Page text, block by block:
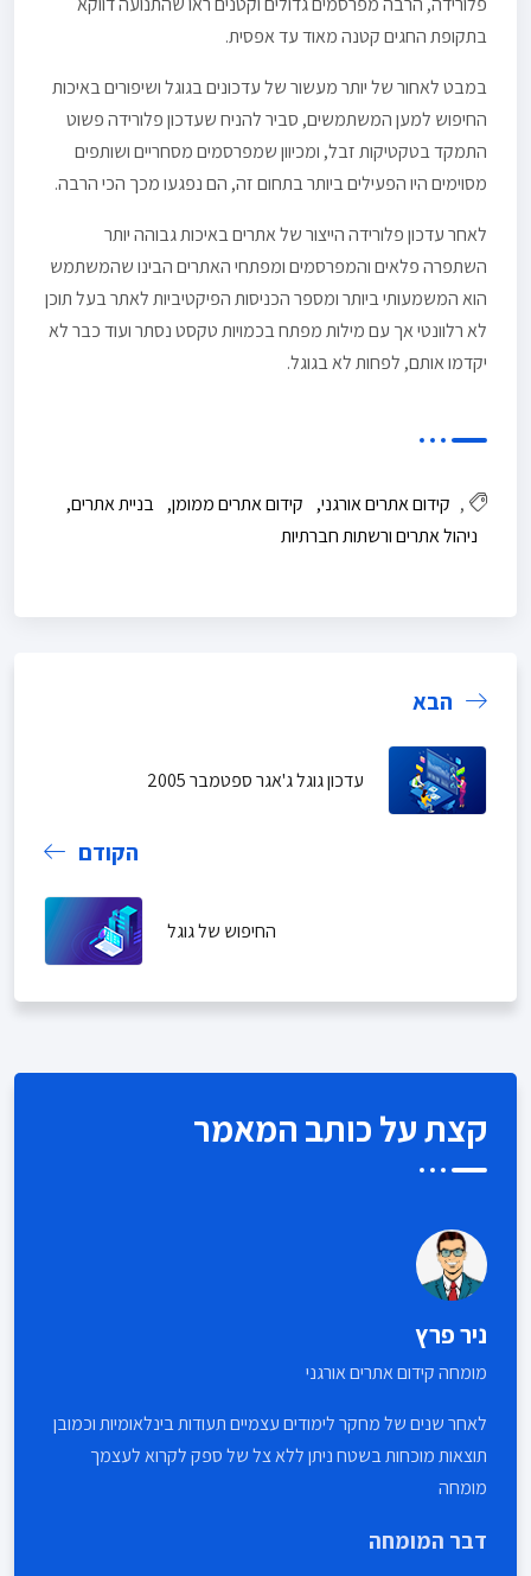
בתקופת החגים קטנה מאוד עד אפסית.
במבט לאחור של יותר מעשור של עדכונים בגוגל ושיפורים באיכות
החיפוש למען המשתמשים, סביר להניח שעדכון פלורידה פשוט
התמקד בטקטיקות זבל, ומכיוון שמפרסמים מסחריים ושותפים
מסוימים היו הפעילים ביותר בתחום זה, הם נפגעו מכך הכי הרבה.
לאחר עדכון פלורידה הייצור של אתרים באיכות גבוהה יותר
השתפרה פלאים והמפרסמים ומפתחי האתרים הבינו שהמשתמש
הוא המשמעותי ביותר ומספר הכניסות הפיקטיביות לאתר בעל תוכן
לא רלוונטי אך עם מילות מפתח בכמויות טקסט נסתר ועוד כבר לא
יקדמו אותם, לפחות לא בגוגל.
קידום אתרים אורגני קידום אתרים ממומן
בניית אתרים
ניהול אתרים ורשתות חברתיות
הבא
עדכון גוגל ג'אגר ספטמבר 2005
הקודם
החיפוש של גוגל
קצת על כותב המאמר
ניר פרץ
מומחה קידום אתרים אורגני
לאחר שנים של מחקר לימודים עצמיים תעודות בינלאומיות וכמובן
תוצאות מוכחות בשטח ניתן ללא צל של ספק לקרוא לעצמך
מומחה
דבר המומחה